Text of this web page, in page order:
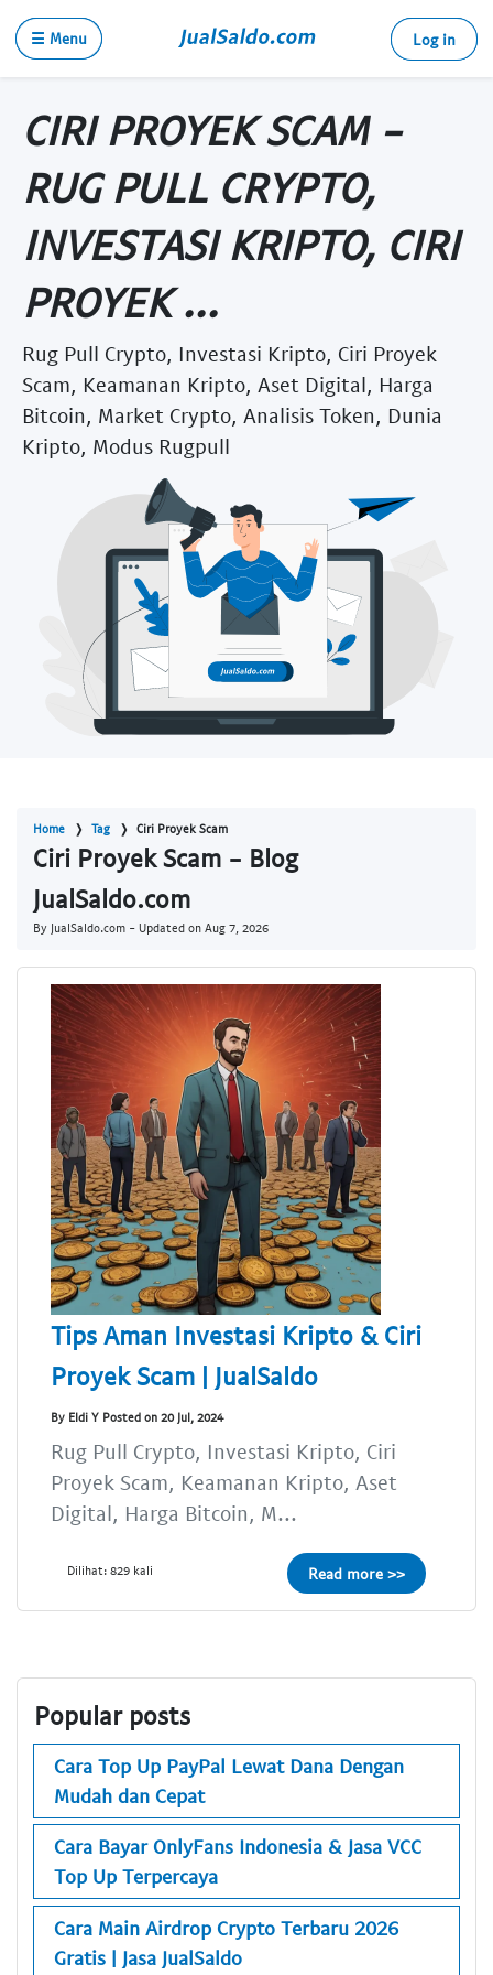
☰ Menu Log in
CIRI PROYEK SCAM -
RUG PULL CRYPTO,
INVESTASI KRIPTO, CIRI
PROYEK ...
Rug Pull Crypto, Investasi Kripto, Ciri Proyek
Scam, Keamanan Kripto, Aset Digital, Harga
Bitcoin, Market Crypto, Analisis Token, Dunia
Kripto, Modus Rugpull
Home Tag Ciri Proyek Scam
Ciri Proyek Scam - Blog
JualSaldo.com
By JualSaldo.com - Updated on Aug 7, 2026
Tips Aman Investasi Kripto & Ciri
Proyek Scam | JualSaldo
By Eldi Y Posted on 20 Jul, 2024
Rug Pull Crypto, Investasi Kripto, Ciri
Proyek Scam, Keamanan Kripto, Aset
Digital, Harga Bitcoin, M...
Dilihat: 829 kali Read more >>
Popular posts
Cara Top Up PayPal Lewat Dana Dengan
Mudah dan Cepat
Cara Bayar OnlyFans Indonesia & Jasa VCC
Top Up Terpercaya
Cara Main Airdrop Crypto Terbaru 2026
Gratis | Jasa JualSaldo